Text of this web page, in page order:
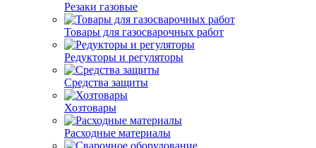
Резаки газовые
Товары для газосварочных работ
Редукторы и регуляторы
Средства защиты
Хозтовары
Расходные материалы